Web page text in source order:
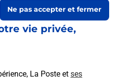
vie privée,
La Poste et ses
Ne pas accepter et fermer